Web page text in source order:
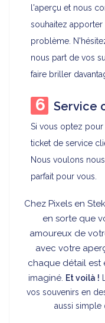
l'aperçu et nous
souhaitez
problème.
nous part de vos
faire briller
Service
Si vous optez
ticket de service
Nous voulons
parfait pour vous.
Chez Pixels en
en sorte que
amoureux de
avec votre
chaque détail est
imaginé. Et voilà !
vos souvenirs en
aussi simple